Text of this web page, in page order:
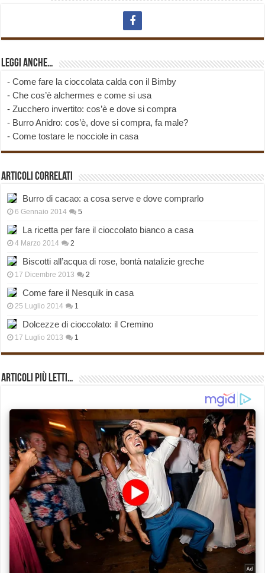
Leggi anche…
-Come fare la cioccolata calda con il Bimby
-Che cos’è alchermes e come si usa
-Zucchero invertito: cos’è e dove si compra
- Burro Anidro: cos’è, dove si compra, fa male?
-Come tostare le nocciole in casa
Articoli correlati
Burro di cacao: a cosa serve e dove comprarlo
6 Gennaio 2014 5
La ricetta per fare il cioccolato bianco a casa
4 Marzo 2014 2
Biscotti all’acqua di rose, bontà natalizie greche
17 Dicembre 2013 2
Come fare il Nesquik in casa
25 Luglio 2014 1
Dolcezze di cioccolato: il Cremino
17 Luglio 2013 1
Articoli più Letti…